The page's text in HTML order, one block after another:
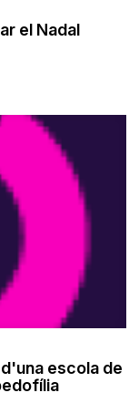
el Nadal
escola de